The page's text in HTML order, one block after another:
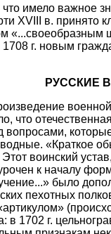
имело важное
XVIII в.
1708 г. новым
РУССКИЕ
что
вопросами,
«Краткое
воинский
к началу
было
пехотных
1702 г.